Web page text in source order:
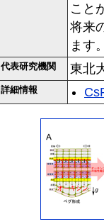
こと
将来
ます
代表研究機関 東北
詳細情報